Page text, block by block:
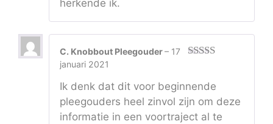
herkende ik.
C. Knobbout Pleegouder– 17
januari 2021
Ik denk dat dit voor beginnende
pleegouders heel zinvol zijn om deze
informatie in een voortraject al te